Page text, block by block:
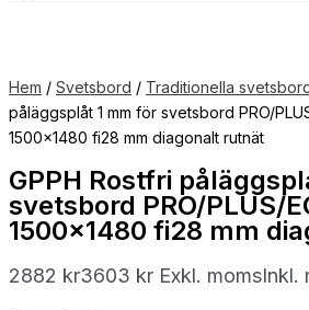
Hem / Svetsbord / Traditionella
påläggsplåt 1 mm för svetsbord PRO/
1500×1480 fi28 mm diagonalt rutnät
GPPH Rostfri
svetsbord PRO/PLUS/
1500×1480 fi28 mm
2882 kr3603 kr Exkl. momsInkl.